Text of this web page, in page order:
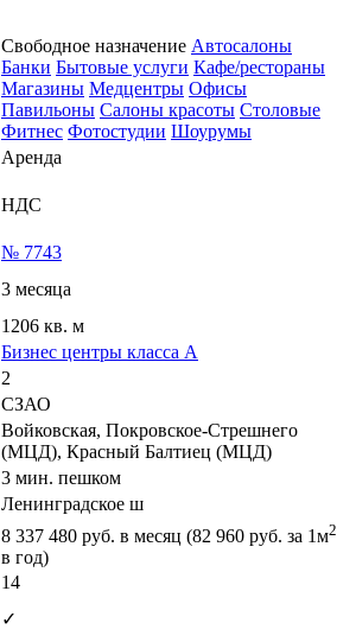
Свободное назначение Автосалоны
Банки Бытовые услуги Кафе/рестораны
Магазины Медцентры Офисы
Павильоны Салоны красоты Столовые
Фитнес Фотостудии Шоурумы
Аренда
НДС
№ 7743
3 месяца
1206 кв. м
Бизнес центры класса А
2
СЗАО
Войковская, Покровское-Стрешнего
(МЦД), Красный Балтиец (МЦД)
3 мин. пешком
Ленинградское ш
8 337 480 руб. в месяц (82 960 руб. за 1м2
в год)
14
✓